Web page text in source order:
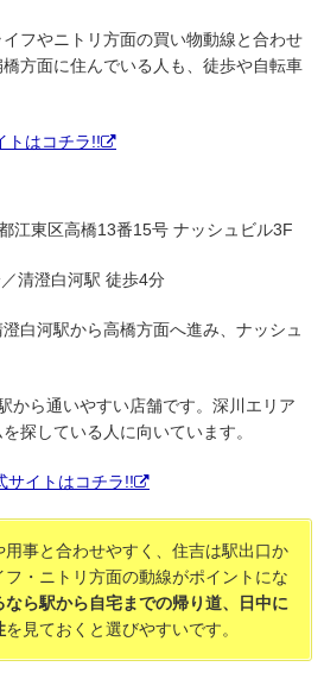
フやニトリ方面の買い物動線と合わせ
方面に住んでいる人も、徒歩や自転車
トはコチラ!!
江東区高橋13番15号 ナッシュビル3F
清澄白河駅 徒歩4分
白河駅から高橋方面へ進み、ナッシュ
から通いやすい店舗です。深川エリア
探している人に向いています。
イトはコチラ!!
事と合わせやすく、住吉は駅出口か
・ニトリ方面の動線がポイントにな
なら駅から自宅までの帰り道、日中に
を見ておくと選びやすいです。